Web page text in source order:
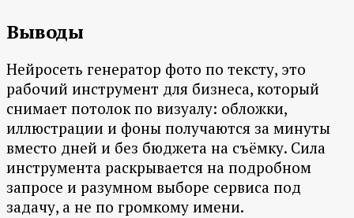
Выводы
Нейросеть генератор фото по тексту, это
рабочий инструмент для бизнеса, который
снимает потолок по визуалу: обложки,
иллюстрации и фоны получаются за минуты
вместо дней и без бюджета на съёмку. Сила
инструмента раскрывается на подробном
запросе и разумном выборе сервиса под
задачу, а не по громкому имени.